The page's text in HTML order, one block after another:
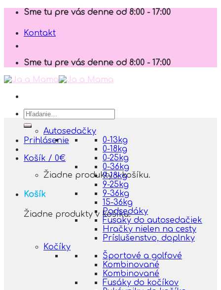
Skip
content
Sme tu pre vás denne od 8:00 - 17:00
Kontakt
Sme tu pre vás denne od 8:00 - 17:00
Hľadať:
Prihlásenie
Košík / 0€
Žiadne produkty v košíku.
Košík
Žiadne produkty v košíku.
Autosedačky
0-13kg
0-18kg
0-25kg
0-36kg
9-18kg
9-25kg
9-36kg
15-36kg
Podsedáky
Fusaky do autosedačiek
Hračky nielen na cesty
Príslušenstvo, doplnky
Kočíky
Športové a golfové
Kombinované
Kombinované
Fusáky do kočíkov